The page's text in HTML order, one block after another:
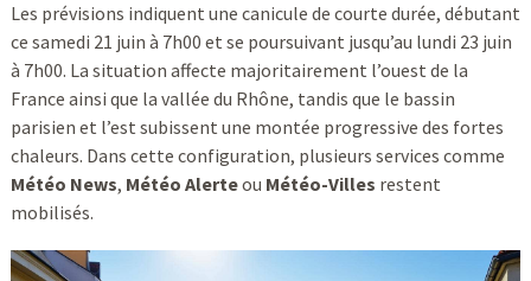
Les prévisions indiquent une canicule de courte durée, débutant
ce samedi 21 juin à 7h00 et se poursuivant jusqu’au lundi 23 juin
à 7h00. La situation affecte majoritairement l’ouest de la
France ainsi que la vallée du Rhône, tandis que le bassin
parisien et l’est subissent une montée progressive des fortes
chaleurs. Dans cette configuration, plusieurs services comme
Météo News, Météo Alerteou Météo-Villes restent
mobilisés.